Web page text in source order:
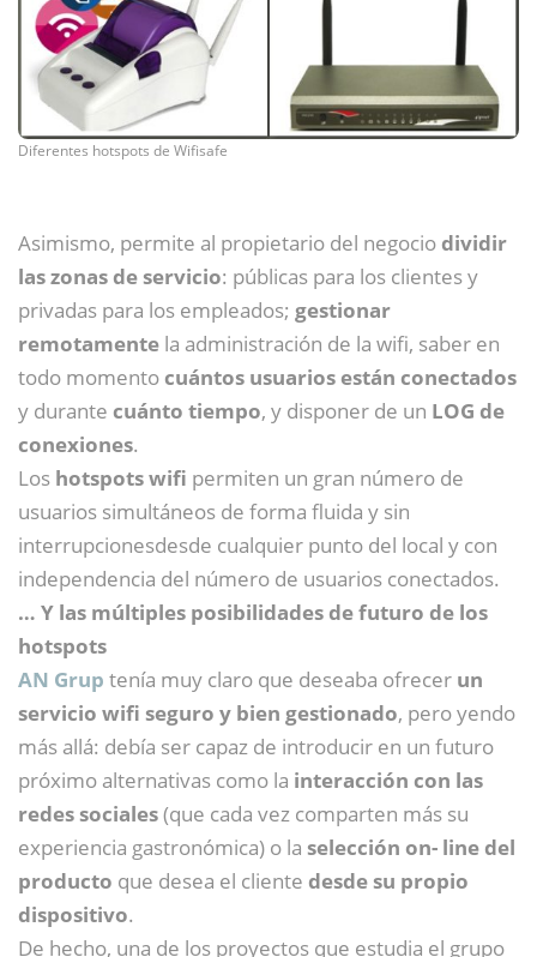
Diferentes hotspots de Wifisafe
Asimismo, permite al propietario del negocio dividir
las zonas de servicio: públicas para los clientes y
privadas para los empleados; gestionar
remotamente la administración de la wifi, saber en
todo momentocuántos usuarios están conectados
y durante cuánto tiempo, y disponer de un LOG de
conexiones.
Los hotspots wifi permiten un gran número de
usuarios simultáneos de forma fluida y sin
interrupcionesdesde cualquier punto del local y con
independencia del número de usuarios conectados.
… Y las múltiples posibilidades de futuro de los
hotspots
AN Grup tenía muy claro que deseaba ofrecer un
servicio wifi seguro y bien gestionado, pero yendo
más allá: debía ser capaz de introducir en un futuro
próximo alternativas como la interacción con las
redes sociales(que cada vez comparten más su
experiencia gastronómica) o la selección on- line del
producto que desea el cliente desde su propio
dispositivo.
De hecho, una de los proyectos que estudia el grupo